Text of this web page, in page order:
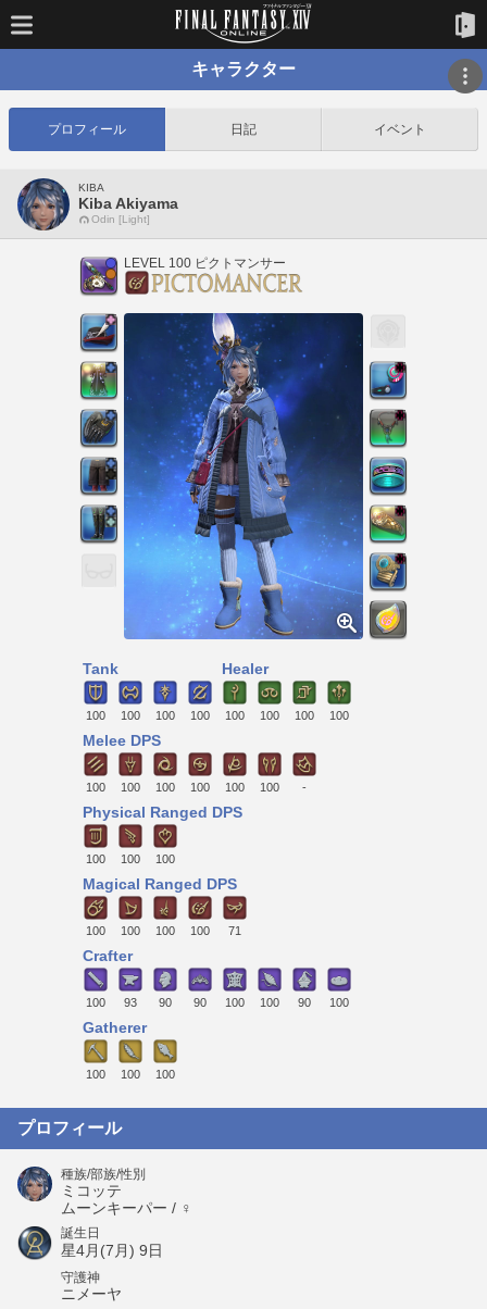
キャラクター
プロフィール 日記 イベント
KIBA
Kiba Akiyama
Odin [Light]
LEVEL 100 ピクトマンサー
Tank
100 100 100 100
Healer
100 100 100 100
Melee DPS
100 100 100 100 100 100 -
Physical Ranged DPS
100 100 100
Magical Ranged DPS
100 100 100 100 71
Crafter
100 93 90 90 100 100 90 100
Gatherer
100 100 100
プロフィール
種族/部族/性別
ミコッテ
ムーンキーパー / ♀
誕生日
星4月(7月) 9日
守護神
ニメーヤ